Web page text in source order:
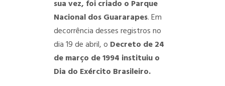
sua vez, foi criado o Parque
Nacional dos Guararapes. Em
decorrência desses registros no
dia 19 de abril, o Decreto de 24
de março de 1994 instituiu o
Dia do Exército Brasileiro.